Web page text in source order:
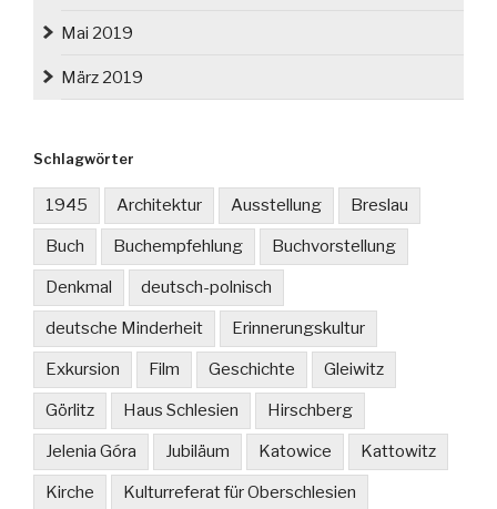
Mai 2019
März 2019
Schlagwörter
1945 Architektur Ausstellung Breslau
Buch Buchempfehlung Buchvorstellung
Denkmal deutsch-polnisch
deutsche Minderheit Erinnerungskultur
Exkursion Film Geschichte Gleiwitz
Görlitz Haus Schlesien Hirschberg
Jelenia Góra Jubiläum Katowice Kattowitz
Kirche Kulturreferat für Oberschlesien